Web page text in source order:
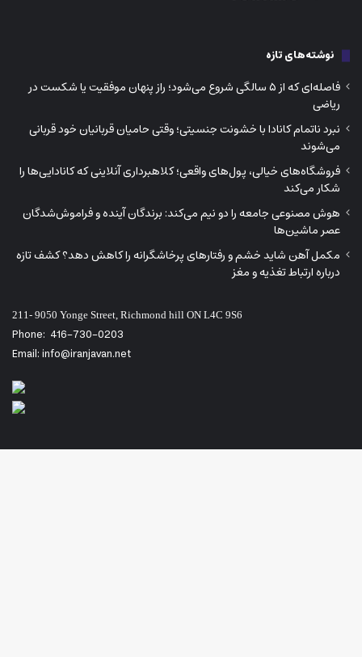
نوشته‌های تازه
فاصله‌ای که از ۵ سالگی شروع می‌شود؛ راز پنهان موفقیت یا شکست در
ریاضی
نبرد ناتمام کانادا با خشونت جنسیتی؛ وقتی حامیان قربانیان خود قربانی
می‌شوند
فروشگاه‌های خیالی، پول‌های واقعی؛ کلاهبرداری آنلاینی که کانادایی‌ها را
شکار می‌کند
هوش مصنوعی جامعه را دو نیم می‌کند: برندگان آینده و فراموش‌شدگان
عصر ماشین‌ها
مکمل آهن شاید خشم و رفتارهای پرخاشگرانه را کاهش دهد؟ کشف تازه
درباره ارتباط تغذیه و مغز
211- 9050 Yonge Street, Richmond hill ON L4C 9S6
Phone: 416-730-0203
Email: info@iranjavan.net